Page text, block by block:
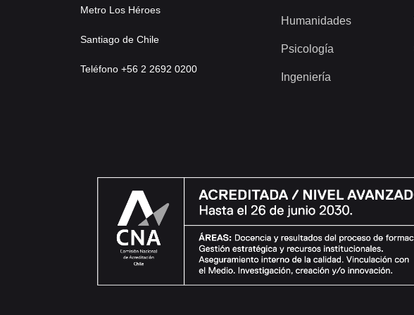
Metro Los Héroes
Santiago de Chile
Teléfono +56 2 2692 0200
Humanidades
Psicología
Ingeniería